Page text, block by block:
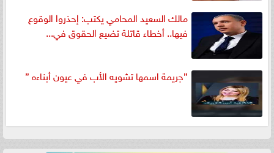
مالك السعيد المحامي يكتب: إحذروا الوقوع
فيها.. أخطاء قاتلة تضيع الحقوق في...
”جريمة اسمها تشويه الأب في عيون أبناءه ”